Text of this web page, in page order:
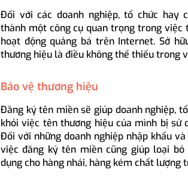
Đối với các doanh nghiệp, tổ chức hay
thành một công cụ quan trọng trong việc
hoạt động quảng bá trên Internet. Sở
thương hiệu là điều không thể thiếu trong
Bảo vệ thương hiệu
Đăng ký tên miền sẽ giúp doanh nghiệp,
khỏi việc tên thương hiệu của mình bị sử
Đối với những doanh nghiệp nhập khẩu
việc đăng ký tên miền cũng giúp loại
dụng cho hàng nhái, hàng kém chất lượng